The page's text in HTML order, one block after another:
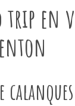
trip en